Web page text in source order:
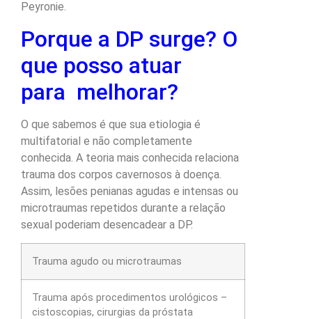
Peyronie.
Porque a DP surge? O
que posso atuar
para melhorar?
O que sabemos é que sua etiologia é
multifatorial e não completamente
conhecida. A teoria mais conhecida relaciona
trauma dos corpos cavernosos à doença.
Assim, lesões penianas agudas e intensas ou
microtraumas repetidos durante a relação
sexual poderiam desencadear a DP.
Trauma agudo ou microtraumas
Trauma após procedimentos urológicos –
cistoscopias, cirurgias da próstata